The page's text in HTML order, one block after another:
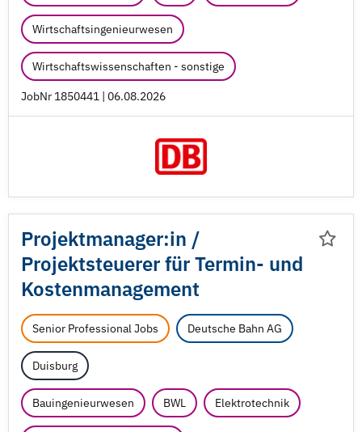
Wirtschaftsingenieurwesen
Wirtschaftswissenschaften - sonstige
JobNr 1850441 | 06.08.2026
Projektmanager:in /
Projektsteuerer für Termin- und
Kostenmanagement
Senior Professional Jobs Deutsche Bahn AG
Duisburg
Bauingenieurwesen BWL Elektrotechnik